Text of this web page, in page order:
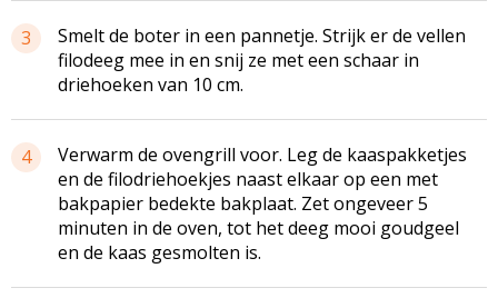
3
Smelt de boter in een pannetje. Strijk er de vellen
filodeeg mee in en snij ze met een schaar in
driehoeken van 10 cm.
4
Verwarm de ovengrill voor. Leg de kaaspakketjes
en de filodriehoekjes naast elkaar op een met
bakpapier bedekte bakplaat. Zet ongeveer 5
minuten in de oven, tot het deeg mooi goudgeel
en de kaas gesmolten is.